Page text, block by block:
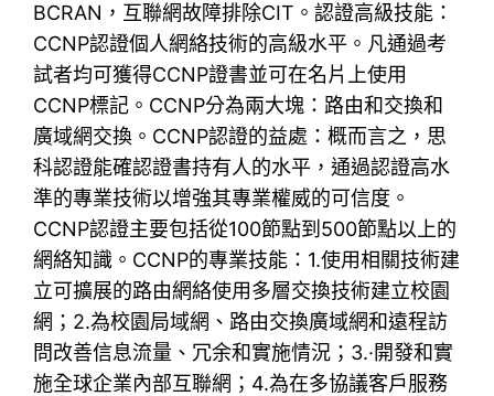
BCRAN，互聯網故障排除CIT。認證高級技能：
CCNP認證個人網絡技術的高級水平。凡通過考
試者均可獲得CCNP證書並可在名片上使用
CCNP標記。CCNP分為兩大塊：路由和交換和
廣域網交換。CCNP認證的益處：概而言之，思
科認證能確認證書持有人的水平，通過認證高水
準的專業技術以增強其專業權威的可信度。
CCNP認證主要包括從100節點到500節點以上的
網絡知識。CCNP的專業技能：1.使用相關技術建
立可擴展的路由網絡使用多層交換技術建立校園
網；2.為校園局域網、路由交換廣域網和遠程訪
問改善信息流量、冗余和實施情況；3.·開發和實
施全球企業內部互聯網；4.為在多協議客戶服務